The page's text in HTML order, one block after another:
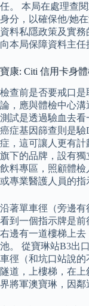
任。 本局在處理查
身分，以確保他/她
資料私隱政策及實
向本局保障資料主任
寶康: Citi 信用卡身
檢查前是否要戒口
論，應與體檢中心
測試是透過驗血去
癌症基因篩查則是
症，這可讓人更有
旗下的品牌，設有
飲料專區，照顧體
或專業醫護人員的指
沿著單車徑（旁邊
看到一個指示牌是
右邊有一道樓梯上
池。 從寶琳站B3出
車徑（和坑口站說
隧道，上樓梯，在
界將軍澳寶琳，因鄰